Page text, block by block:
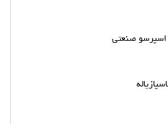
اسپرسو صنعتی